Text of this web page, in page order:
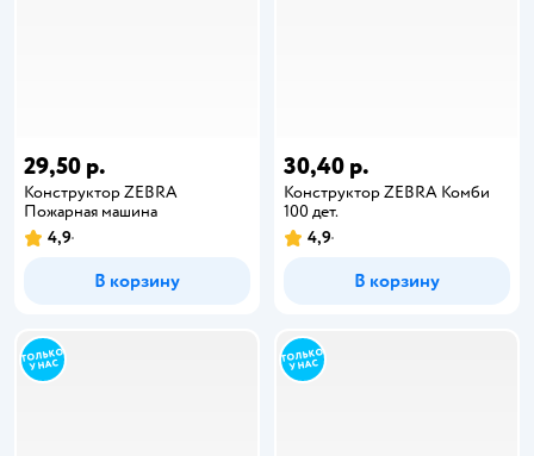
29,50 р.
Конструктор ZEBRA
Пожарная машина
4,9
В корзину
30,40 р.
Конструктор ZEBRA Комби
100 дет.
4,9
В корзину